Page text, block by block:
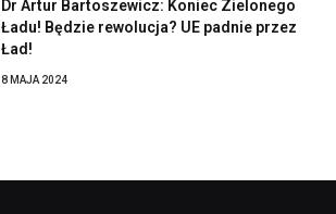
Dr Artur Bartoszewicz: Koniec Zielonego
Ładu! Będzie rewolucja? UE padnie przez
Ład!
8 MAJA 2024